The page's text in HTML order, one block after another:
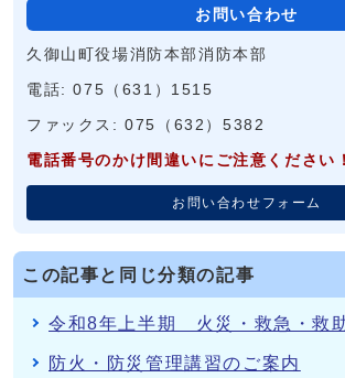
お問い合わせ
久御山町役場消防本部消防本部
電話: 075（631）1515
ファックス: 075（632）5382
電話番号のかけ間違いにご注意ください！
お問い合わせフォーム
この記事と同じ分類の記事
令和8年上半期 火災・救急・救
防火・防災管理講習のご案内